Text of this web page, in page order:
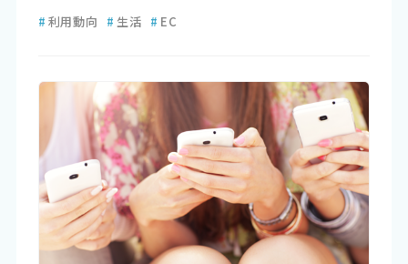
# 利用動向 # 生活 # EC